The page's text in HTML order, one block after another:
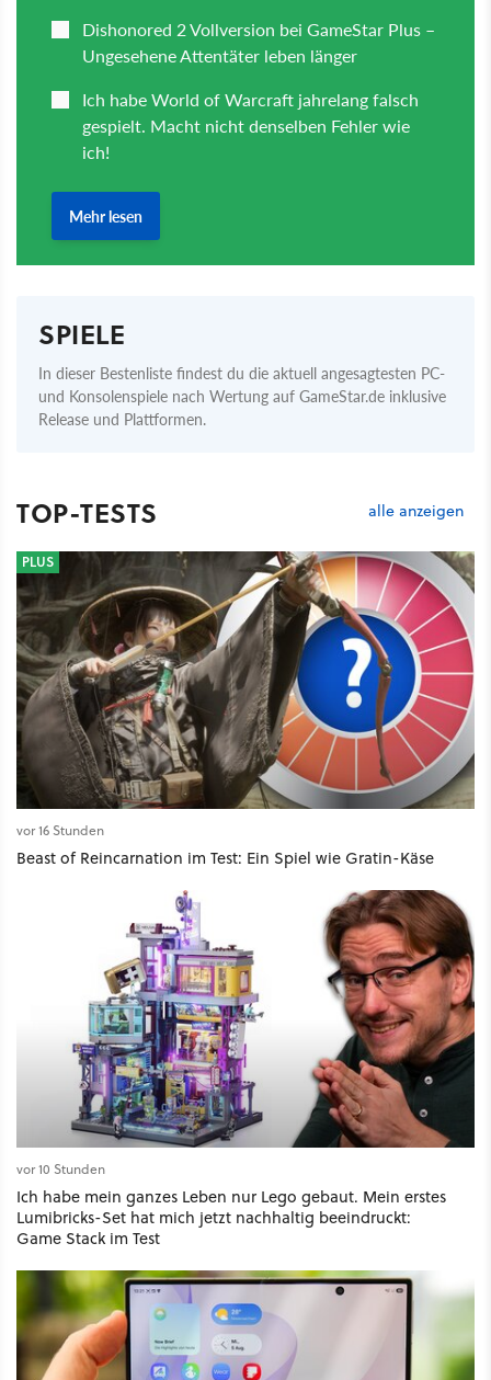
SPIELE
In dieser Bestenliste findest du die aktuell angesagtesten PC-
und Konsolenspiele nach Wertung auf GameStar.de inklusive
Release und Plattformen.
TOP-TESTS alle anzeigen
PLUS
vor 16 Stunden
Beast of Reincarnation im Test: Ein Spiel wie Gratin-Käse
vor 10 Stunden
Ich habe mein ganzes Leben nur Lego gebaut. Mein erstes
Lumibricks-Set hat mich jetzt nachhaltig beeindruckt:
Game Stack im Test